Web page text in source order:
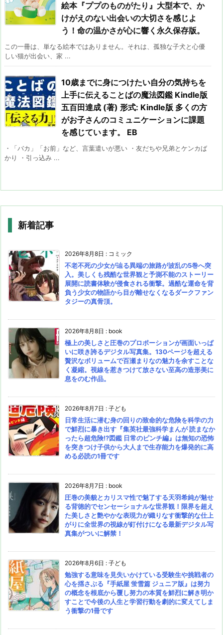
絵本『ププのものがたり』大型本で、か
けがえのない出会いの大切さを感じよ
う！命の温かさが心に響く永久保存版。
この一冊は、単なる絵本ではありません。それは、孤独な子犬と心優
しい猫が出会い、家 ...
10歳までに身につけたい自分の気持ちを
上手に伝えることばの魔法図鑑 Kindle版
五百田達成 (著) 形式: Kindle版 多くの方
がお子さんのコミュニケーションに課題
を感じています。 EB
・「バカ」「お前」など、言葉遣いが悪い ・友だちや兄弟とケンカば
かり ・引っ込み ...
新着記事
2026年8月8日 : コミック
不老不死の少女が辿る異端の旅路が波乱の5巻へ突
入。美しくも残酷な世界観と予測不能のストーリー
展開に読書体験が侵食される衝撃。過酷な運命を背
負う少女の物語から目が離せなくなるダークファン
タジーの真骨頂。
2026年8月8日 : book
極上の美しさと圧巻のプロポーションが画面いっぱ
いに咲き誇るデジタル写真集。130ページを超える
贅沢なボリュームで百瀬まりなの魅力を余すことな
く凝縮。視線を惹きつけて放さない至高の造形美に
息をのむ作品。
2026年8月7日 : 子ども
日常生活に潜む身の回りの致命的な危険を科学の力
で鮮烈に暴き出す『集英社最強科学まんが 読まなか
ったら超危険!?図鑑 日常のピンチ編』は無知の恐怖
を突きつけ子供から大人まで生存能力を爆発的に高
める必読の1冊です
2026年8月7日 : book
圧巻の美貌とカリスマ性で魅了する天羽希純が魅せ
る背徳的でセンセーショナルな世界観！限界を超え
た美しさと艶やかな表現力が織りなす衝撃的な仕上
がりに全世界の視線が釘付けになる最新デジタル写
真集がついに解禁！
2026年8月6日 : 子ども
勉強する意味を見失いかけている受験生や挑戦者の
心を揺さぶる『手紙屋 蛍雪篇 ジュニア版』は努力
の概念を根底から覆し努力の本質を鮮烈に解き明か
すことで今後の人生と学習行動を劇的に変えてしま
う衝撃の1冊です